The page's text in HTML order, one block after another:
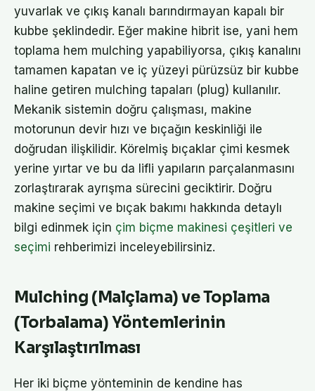
yuvarlak ve çıkış kanalı barındırmayan kapalı bir
kubbe şeklindedir. Eğer makine hibrit ise, yani hem
toplama hem mulching yapabiliyorsa, çıkış kanalını
tamamen kapatan ve iç yüzeyi pürüzsüz bir kubbe
haline getiren mulching tapaları (plug) kullanılır.
Mekanik sistemin doğru çalışması, makine
motorunun devir hızı ve bıçağın keskinliği ile
doğrudan ilişkilidir. Körelmiş bıçaklar çimi kesmek
yerine yırtar ve bu da lifli yapıların parçalanmasını
zorlaştırarak ayrışma sürecini geciktirir. Doğru
makine seçimi ve bıçak bakımı hakkında detaylı
bilgi edinmek için çim biçme makinesi çeşitleri ve
seçimi rehberimizi inceleyebilirsiniz.
Mulching (Malçlama) ve Toplama
(Torbalama) Yöntemlerinin
Karşılaştırılması
Her iki biçme yönteminin de kendine has